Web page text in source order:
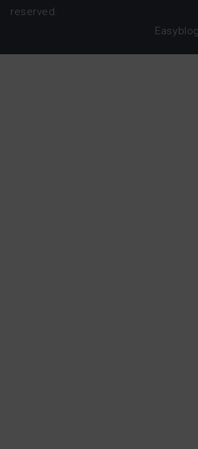
reserved.